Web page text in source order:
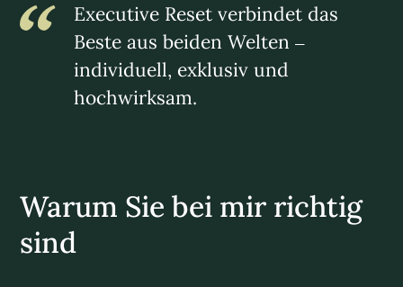
Executive Reset verbindet das
Beste aus beiden Welten –
individuell, exklusiv und
hochwirksam.
Warum Sie bei mir richtig
sind